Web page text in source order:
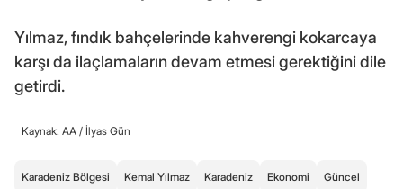
Yılmaz, fındık bahçelerinde kahverengi kokarcaya
karşı da ilaçlamaların devam etmesi gerektiğini dile
getirdi.
Kaynak: AA / İlyas Gün
Karadeniz Bölgesi Kemal Yılmaz Karadeniz Ekonomi Güncel